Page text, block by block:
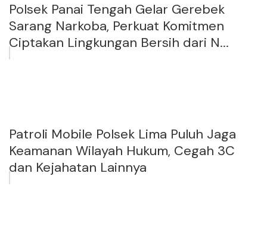
Polsek Panai Tengah Gelar Gerebek
Sarang Narkoba, Perkuat Komitmen
Ciptakan Lingkungan Bersih dari N...
Patroli Mobile Polsek Lima Puluh Jaga
Keamanan Wilayah Hukum, Cegah 3C
dan Kejahatan Lainnya